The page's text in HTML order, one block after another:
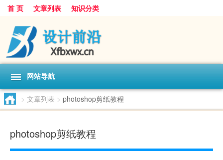
首 页 文章列表 知识分类
网站导航
> 文章列表 > photoshop剪纸教程
photoshop剪纸教程